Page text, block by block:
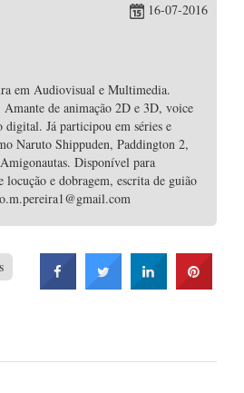
16-07-2016
em Audiovisual e Multimedia.
de animação 2D e 3D, voice
digital. Já participou em séries e
Naruto Shippuden, Paddington 2,
Disponível para
locução e dobragem, escrita de guião